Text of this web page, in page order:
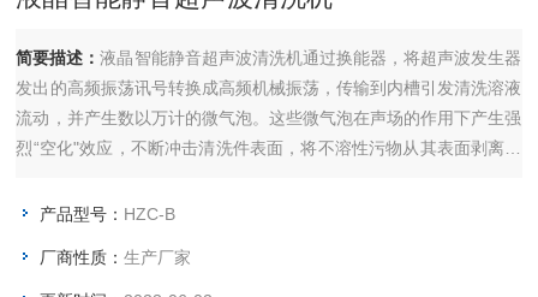
简要描述：液晶智能静音超声波清洗机通过换能器，将超声波发生器
发出的高频振荡讯号转换成高频机械振荡，传输到内槽引发清洗溶液
流动，并产生数以万计的微气泡。这些微气泡在声场的作用下产生强
烈“空化"效应，不断冲击清洗件表面，将不溶性污物从其表面剥离脱
具有洗净率高、残留物少、不受清洗件形状的限制，是深孔、盲孔、
产品型号： HZC-B
厂商性质：生产厂家